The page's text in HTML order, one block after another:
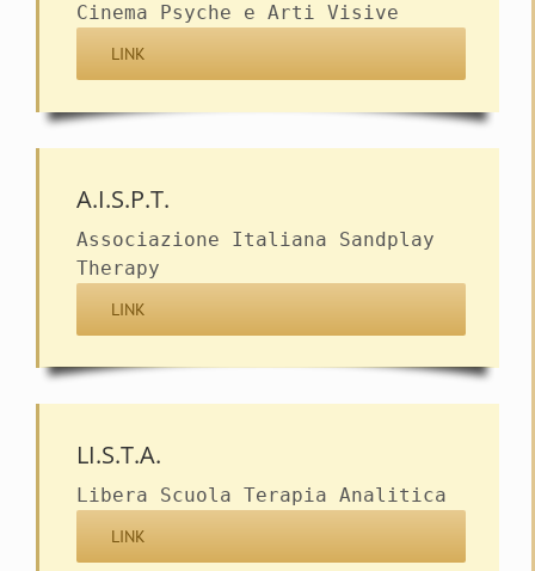
Cinema Psyche e Arti Visive
LINK
A.I.S.P.T.
Associazione Italiana Sandplay
Therapy
LINK
LI.S.T.A.
Libera Scuola Terapia Analitica
LINK